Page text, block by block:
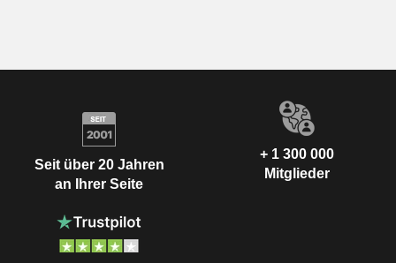
Seit über 20 Jahren
an Ihrer Seite
+ 1 300 000
Mitglieder